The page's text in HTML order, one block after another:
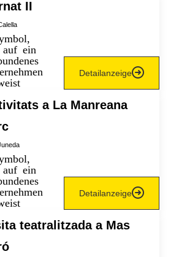
II
Detailanzeige
a La Manreana
Detailanzeige
teatralitzada a Mas